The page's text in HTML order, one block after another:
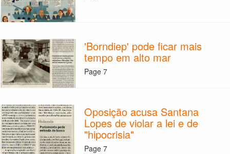
'Borndiep' pode ficar mais
tempo em alto mar
Page 7
Oposição acusa Santana
Lopes de violar a lei e de
"hipocrisia"
Page 7